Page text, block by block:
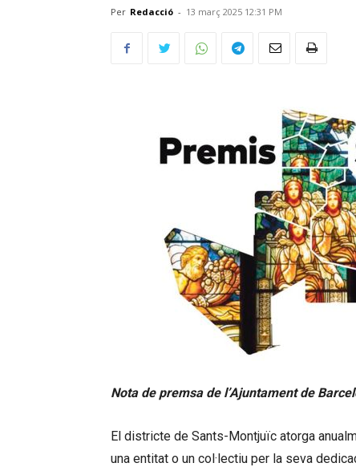
Per Redacció - 13 març 2025 12:31 PM
Nota de premsa de l’Ajuntament de
El districte de Sants-Montjuïc atorga
una entitat o un col·lectiu per la seva